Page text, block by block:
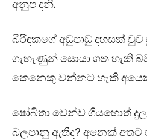
අනුප දනී.
බිරිඳකගේ අඩුපාඩු දහසක්
ගැහැණුන් සොයා ගත හැකි
කෙනෙකු වන්නට හැකි
ෂෝබිතා වෙන්ව ගියහොත්
බලපානු ඇතිද? අනෙක් අතට